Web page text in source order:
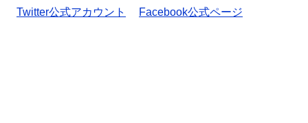
Twitter公式アカウント
Facebook公式ページ